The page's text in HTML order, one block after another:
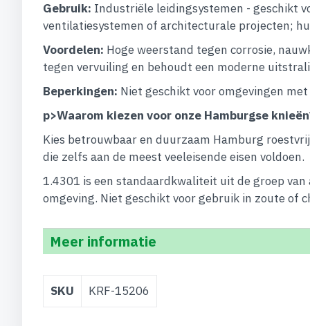
Gebruik: Industriële leidingsystemen - geschikt
ventilatiesystemen of architecturale projecten;
Voordelen: Hoge weerstand tegen corrosie,
tegen vervuiling en behoudt een moderne
Beperkingen: Niet geschikt voor omgevingen
p>Waarom kiezen voor onze Hamburgse
Kies betrouwbaar en duurzaam Hamburg
die zelfs aan de meest veeleisende eisen voldoen.
1.4301 is een standaardkwaliteit uit de groep
omgeving. Niet geschikt voor gebruik in zoute of
Meer informatie
informatie
SKU KRF-15206